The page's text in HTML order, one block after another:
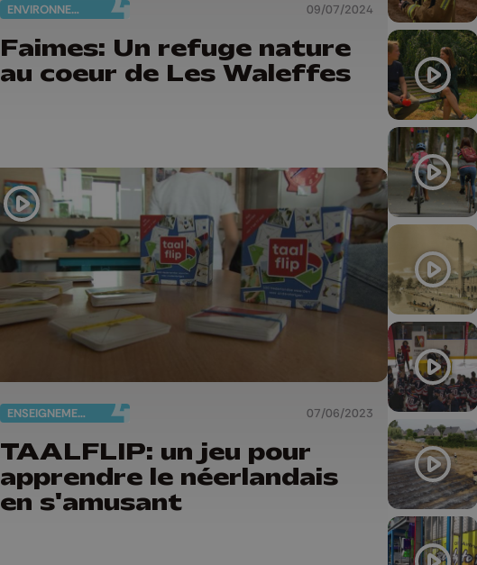
ENVIRONNEMENT 09/07/2024
Faimes: Un refuge nature
au coeur de Les Waleffes
ENSEIGNEMENT 07/06/2023
TAALFLIP: un jeu pour
apprendre le néerlandais
en s'amusant